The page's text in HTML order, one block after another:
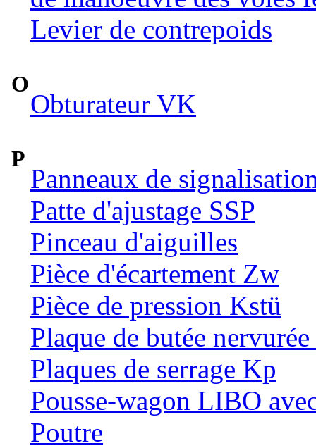
Levier de contrepoids
O
Obturateur VK
P
Panneaux de
Patte d'ajustage SSP
Pinceau d'aiguilles
Pièce d'écartement Zw
Pièce de pression Kstü
Plaque de butée
Plaques de serrage Kp
Pousse-wagon LIBO
Poutre